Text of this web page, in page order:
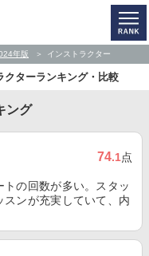
年版 インストラクター
クターランキング・比較
ング
74.1点
の回数が多い。スタッ
ンが充実していて、内